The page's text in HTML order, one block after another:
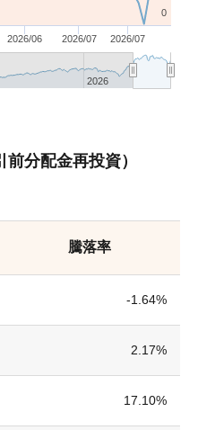
2026/06 2026/07 2026/07
2026
0
分配金再投資）
騰落率
-1.64%
2.17%
17.10%